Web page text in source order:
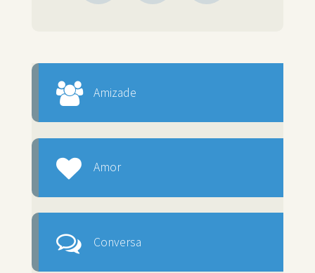
Amizade
Amor
Conversa